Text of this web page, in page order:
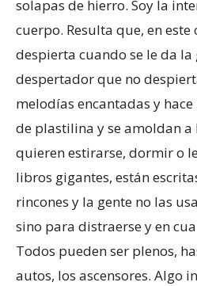
solapas de hierro. Soy la
cuerpo. Resulta que, en
despierta cuando se le da
despertador que no
melodías encantadas y
de plastilina y se amoldan a
quieren estirarse, dormir o
libros gigantes, están
rincones y la gente no las
sino para distraerse y en
Todos pueden ser plenos,
autos, los ascensores. Algo